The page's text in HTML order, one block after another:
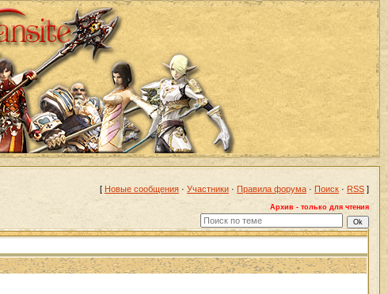
[ Новые сообщения · Участники · Правила форума · Поиск · RSS ]
Архив - только для чтения